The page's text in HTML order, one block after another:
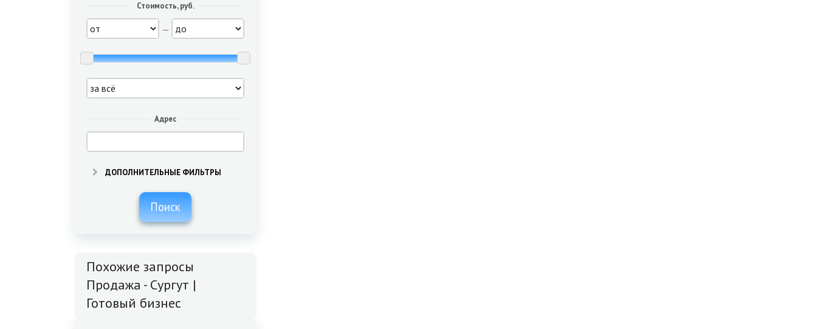
Стоимость, руб.
—
Адрес
ДОПОЛНИТЕЛЬНЫЕ ФИЛЬТРЫ
Поиск
Похожие запросы
Продажа - Сургут |
Готовый бизнес